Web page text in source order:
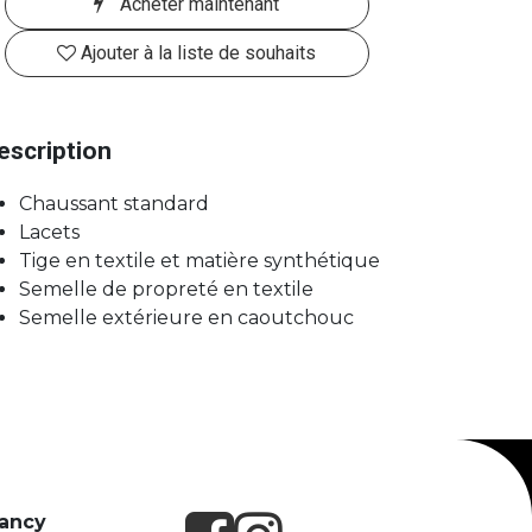
Acheter maintenant
Ajouter à la liste de souhaits
Chaussant standard
Lacets
Tige en textile et matière synthétique
Semelle de propreté en textile
Semelle extérieure en caoutchouc